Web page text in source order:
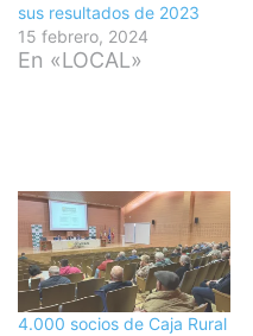
sus resultados de 2023
15 febrero, 2024
En «LOCAL»
4.000 socios de Caja Rural